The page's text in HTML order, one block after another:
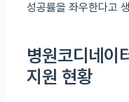
성공률을 좌우한다고
병원코디네이
지원 현황